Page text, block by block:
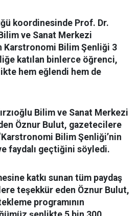
koordinesinde Prof. Dr.
ve Sanat Merkezi
Karstronomi Bilim Şenliği 3
katılan binlerce öğrenci,
hem eğlendi hem de
Bilim ve Sanat Merkezi
Öznur Bulut, gazetecilere
Bilim Şenliği’nin
faydalı geçtiğini söyledi.
katkı sunan tüm paydaş
teşekkür eden Öznur Bulut,
programının